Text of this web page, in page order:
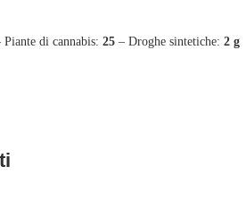
Piante di cannabis: 25 – Droghe sintetiche: 2 g